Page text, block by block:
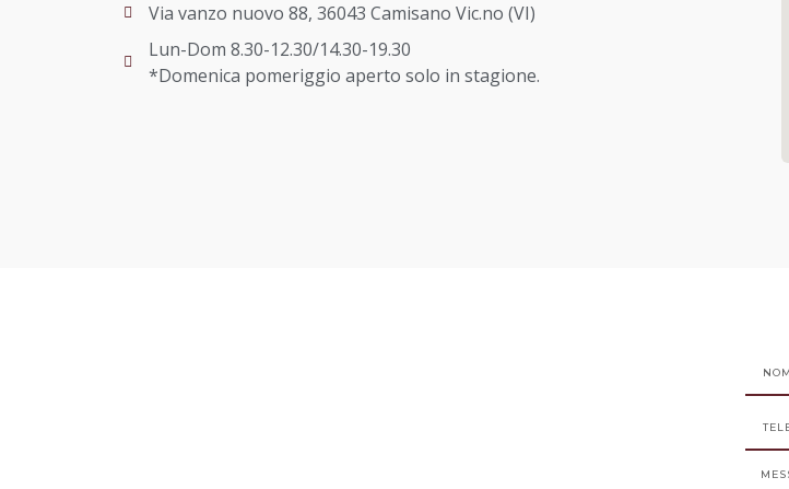
Via vanzo nuovo 88, 36043 Camisano Vic.no (VI)
Lun-Dom 8.30-12.30/14.30-19.30
*Domenica pomeriggio aperto solo in stagione.